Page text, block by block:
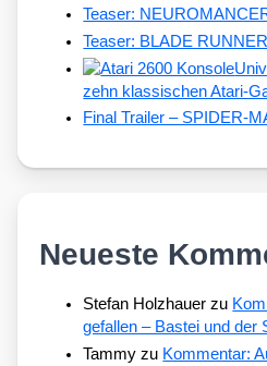
Teaser:
Teaser: BLADE
zehn klassischen Atari-
Final Trailer – SPIDER-
Neueste
Stefan Holzhauer zu
gefallen – Bastei und der
Tammy zu Kommentar: